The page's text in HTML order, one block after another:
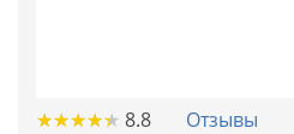
★★★★★
★★★★★ 8.8 Отзывы